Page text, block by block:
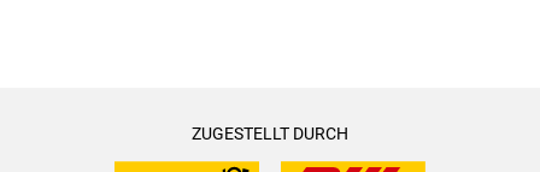
ZUGESTELLT DURCH